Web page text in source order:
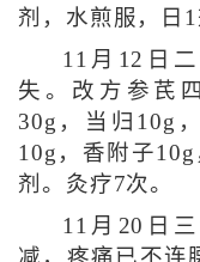
剂，水煎服，日1
11月12日
失。改方参芪
30g，当归10g
10g，香附子
剂。灸疗7次。
11月20日
减，疼痛已不连